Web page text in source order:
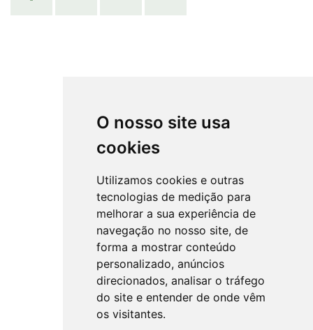
O nosso site usa
cookies
Utilizamos cookies e outras
tecnologias de medição para
melhorar a sua experiência de
navegação no nosso site, de
forma a mostrar conteúdo
personalizado, anúncios
direcionados, analisar o tráfego
do site e entender de onde vêm
os visitantes.